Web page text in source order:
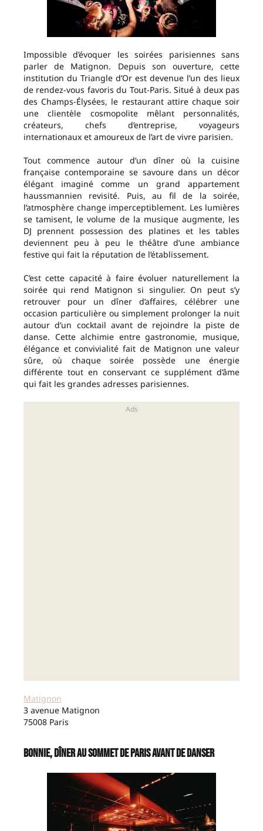
Impossible d’évoquer les soirées parisiennes sans
parler de Matignon. Depuis son ouverture, cette
institution du Triangle d’Or est devenue l’un des lieux
de rendez-vous favoris du Tout-Paris. Situé à deux pas
des Champs-Élysées, le restaurant attire chaque soir
une clientèle cosmopolite mêlant personnalités,
créateurs, chefs d’entreprise, voyageurs
internationaux et amoureux de l’art de vivre parisien.
Tout commence autour d’un dîner où la cuisine
française contemporaine se savoure dans un décor
élégant imaginé comme un grand appartement
haussmannien revisité. Puis, au fil de la soirée,
l’atmosphère change imperceptiblement. Les lumières
se tamisent, le volume de la musique augmente, les
DJ prennent possession des platines et les tables
deviennent peu à peu le théâtre d’une ambiance
festive qui fait la réputation de l’établissement.
C’est cette capacité à faire évoluer naturellement la
soirée qui rend Matignon si singulier. On peut s’y
retrouver pour un dîner d’affaires, célébrer une
occasion particulière ou simplement prolonger la nuit
autour d’un cocktail avant de rejoindre la piste de
danse. Cette alchimie entre gastronomie, musique,
élégance et convivialité fait de Matignon une valeur
sûre, où chaque soirée possède une énergie
différente tout en conservant ce supplément d’âme
qui fait les grandes adresses parisiennes.
Matignon
3 avenue Matignon
75008 Paris
Bonnie, dîner au sommet de Paris avant de danser